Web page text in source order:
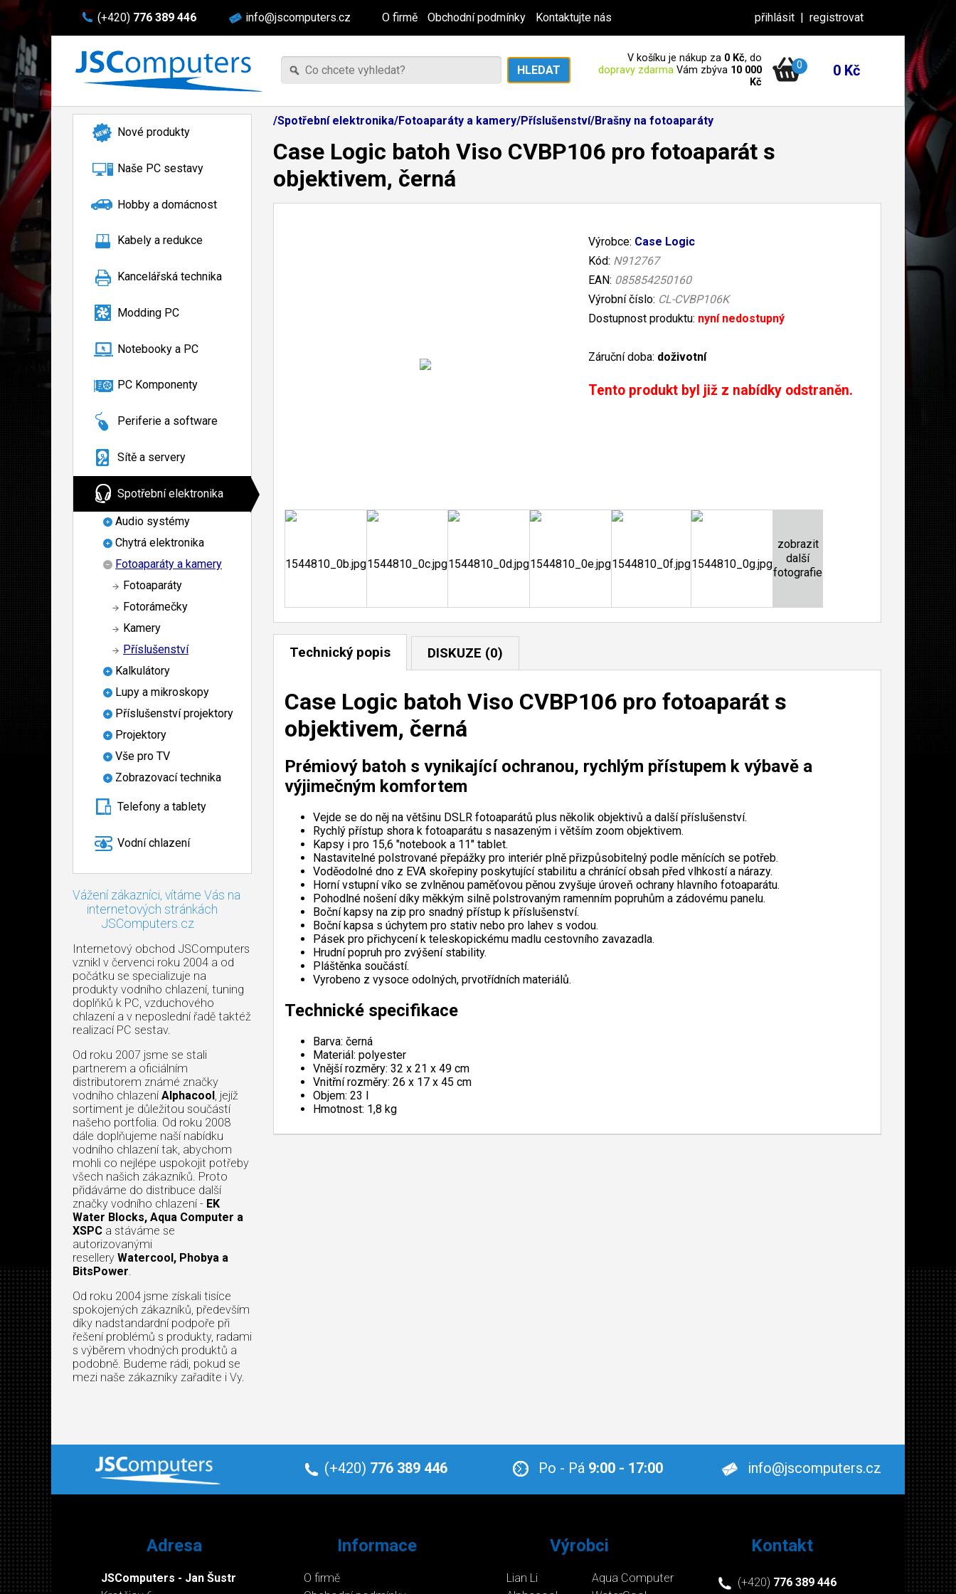
(+420) 776 389 446 info@jscomputers.cz O firmě Obchodní podmínky Kontaktujte nás přihlásit | registrovat
V košíku je nákup za 0 Kč, do
dopravy zdarma Vám zbýva 10 000
Kč
0 0 Kč
Nové produkty
Naše PC sestavy
Hobby a domácnost
Kabely a redukce
Kancelářská technika
Modding PC
Notebooky a PC
PC Komponenty
Periferie a software
Sítě a servery
Spotřební elektronika
Audio systémy
Chytrá elektronika
Fotoaparáty a kamery
Fotoaparáty
Fotorámečky
Kamery
Příslušenství
Kalkulátory
Lupy a mikroskopy
Příslušenství projektory
Projektory
Vše pro TV
Zobrazovací technika
Telefony a tablety
Vodní chlazení
Vážení zákazníci, vítáme Vás na
internetových stránkách
JSComputers.cz
Internetový obchod JSComputers
vznikl v červenci roku 2004 a od
počátku se specializuje na
produkty vodního chlazení, tuning
doplňků k PC, vzduchového
chlazení a v neposlední řadě taktéž
realizací PC sestav.
Od roku 2007 jsme se stali
partnerem a oficiálním
distributorem známé značky
vodního chlazení Alphacool, jejíž
sortiment je důležitou součástí
našeho portfolia. Od roku 2008
dále doplňujeme naší nabídku
vodního chlazení tak, abychom
mohli co nejlépe uspokojit potřeby
všech našich zákazníků. Proto
přidáváme do distribuce další
značky vodního chlazení - EK
Water Blocks, Aqua Computer a
XSPC a stáváme se
autorizovanými
resellery Watercool, Phobya a
BitsPower.
Od roku 2004 jsme získali tisíce
spokojených zákazníků, především
díky nadstandardní podpoře při
řešení problémů s produkty, radami
s výběrem vhodných produktů a
podobně. Budeme rádi, pokud se
mezi naše zákazníky zařadíte i Vy.
/Spotřební elektronika/Fotoaparáty a kamery/Příslušenství/Brašny na fotoaparáty
Case Logic batoh Viso CVBP106 pro fotoaparát s
objektivem, černá
zobrazit
další
fotografie
Výrobce: Case Logic
Kód: N912767
EAN: 085854250160
Výrobní číslo: CL-CVBP106K
Dostupnost produktu: nyní nedostupný
Záruční doba: doživotní
Tento produkt byl již z nabídky odstraněn.
Technický popis DISKUZE (0)
Case Logic batoh Viso CVBP106 pro fotoaparát s
objektivem, černá
Prémiový batoh s vynikající ochranou, rychlým přístupem k výbavě a
výjimečným komfortem
Vejde se do něj na většinu DSLR fotoaparátů plus několik objektivů a další příslušenství.
Rychlý přístup shora k fotoaparátu s nasazeným i větším zoom objektivem.
Kapsy i pro 15,6 "notebook a 11" tablet.
Nastavitelné polstrované přepážky pro interiér plně přizpůsobitelný podle měnících se potřeb.
Voděodolné dno z EVA skořepiny poskytující stabilitu a chránící obsah před vlhkostí a nárazy.
Horní vstupní víko se zvlněnou paměťovou pěnou zvyšuje úroveň ochrany hlavního fotoaparátu.
Pohodlné nošení díky měkkým silně polstrovaným ramenním popruhům a zádovému panelu.
Boční kapsy na zip pro snadný přístup k příslušenství.
Boční kapsa s úchytem pro stativ nebo pro lahev s vodou.
Pásek pro přichycení k teleskopickému madlu cestovního zavazadla.
Hrudní popruh pro zvýšení stability.
Pláštěnka součástí.
Vyrobeno z vysoce odolných, prvotřídních materiálů.
Technické specifikace
Barva: černá
Materiál: polyester
Vnější rozměry: 32 x 21 x 49 cm
Vnitřní rozměry: 26 x 17 x 45 cm
Objem: 23 l
Hmotnost: 1,8 kg
(+420) 776 389 446 Po - Pá 9:00 - 17:00 info@jscomputers.cz
Adresa
JSComputers - Jan Šustr
Informace
O firmě
Výrobci
Lian Li
Aqua Computer
Kontakt
(+420) 776 389 446